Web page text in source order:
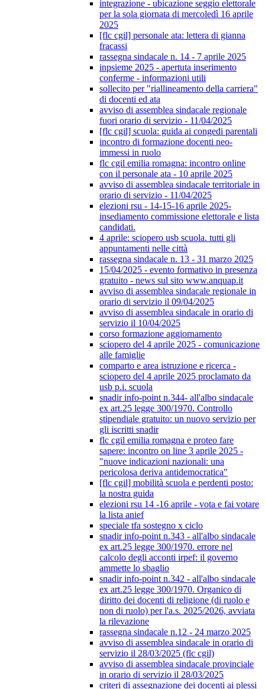
integrazione - ubicazione seggio elettorale
per la sola giornata di mercoledì 16 aprile
2025
[flc cgil] personale ata: lettera di gianna
fracassi
rassegna sindacale n. 14 - 7 aprile 2025
inpsieme 2025 - apertuta inserimento
conferme - informazioni utili
sollecito per "riallineamento della carriera"
di docenti ed ata
avviso di assemblea sindacale regionale
fuori orario di servizio - 11/04/2025
[flc cgil] scuola: guida ai congedi parentali
incontro di formazione docenti neo-
immessi in ruolo
flc cgil emilia romagna: incontro online
con il personale ata - 10 aprile 2025
avviso di assemblea sindacale territoriale in
orario di servizio - 11/04/2025
elezioni rsu - 14-15-16 aprile 2025-
insediamento commissione elettorale e lista
candidati.
4 aprile: sciopero usb scuola. tutti gli
appuntamenti nelle città
rassegna sindacale n. 13 - 31 marzo 2025
15/04/2025 - evento formativo in presenza
gratuito - news sul sito www.anquap.it
avviso di assemblea sindacale regionale in
orario di servizio il 09/04/2025
avviso di assemblea sindacale in orario di
servizio il 10/04/2025
corso formazione aggiornamento
sciopero del 4 aprile 2025 - comunicazione
alle famiglie
comparto e area istruzione e ricerca -
sciopero del 4 aprile 2025 proclamato da
usb p.i. scuola
snadir info-point n.344- all'albo sindacale
ex art.25 legge 300/1970. Controllo
stipendiale gratuito: un nuovo servizio per
gli iscritti snadir
flc cgil emilia romagna e proteo fare
sapere: incontro on line 3 aprile 2025 -
"nuove indicazioni nazionali: una
pericolosa deriva antidemocratica"
[flc cgil] mobilità scuola e perdenti posto:
la nostra guida
elezioni rsu 14 -16 aprile - vota e fai votare
la lista anief
speciale tfa sostegno x ciclo
snadir info-point n.343 - all'albo sindacale
ex art.25 legge 300/1970. errore nel
calcolo degli acconti irpef: il governo
ammette lo sbaglio
snadir info-point n.342 - all'albo sindacale
ex art.25 legge 300/1970. Organico di
diritto dei docenti di religione (di ruolo e
non di ruolo) per l'a.s. 2025/2026, avviata
la rilevazione
rassegna sindacale n.12 - 24 marzo 2025
avviso di assemblea sindacale in orario di
servizio il 28/03/2025 (flc cgil)
avviso di assemblea sindacale provinciale
in orario di servizio il 28/03/2025
criteri di assegnazione dei docenti ai plessi